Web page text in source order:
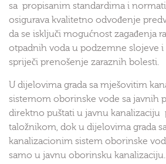
sa propisanim standardima i
osigurava kvalitetno odvođenje
da se isključi mogućnost zagađenja
otpadnih voda u podzemne slojeve
spriječi prenošenje zaraznih bolesti.
U dijelovima grada sa mješovitim
sistemom oborinske vode sa javnih
direktno puštati u javnu kanalizaciju
taložnikom, dok u dijelovima grada
kanalizacionim sistem oborinske
samo u javnu oborinsku kanalizaciju.